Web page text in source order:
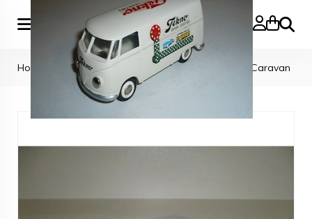
Zoeken
Home TEKNO CARS Tekno Denmark Camping Caravan